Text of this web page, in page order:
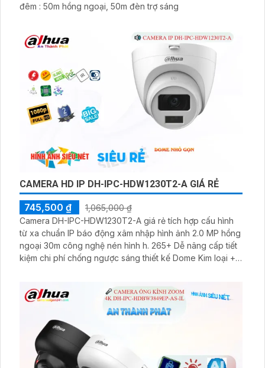
đêm : 50m hồng ngoại, 50m đèn trợ sáng
CAMERA HD IP DH-IPC-HDW1230T2-A GIÁ RẺ
745,500 ₫
1,065,000 ₫
Camera DH-IPC-HDW1230T2-A giá rẻ tích hợp cấu hình
từ xa chuẩn IP báo động xâm nhập hình ảnh 2.0 MP hồng
ngoại 30m công nghệ nén hình h. 265+ Dễ nâng cấp tiết
kiệm chi phí chống ngược sáng thiết kế Dome Kim loại +